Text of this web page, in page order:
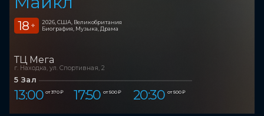
18 +
2026, США, Великобритания
Биография, Музыка, Драма
ТЦ Мега
г. Находка, ул. Спортивная, 2
5 Зал
13:00 от 370 ₽ 17:50 от 500 ₽ 20:30 от 500 ₽